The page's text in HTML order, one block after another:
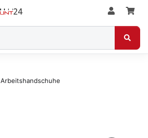
Arbeitshandschuhe